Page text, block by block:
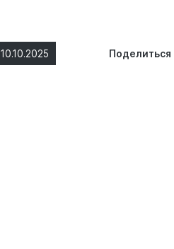
10.10.2025 Поделиться